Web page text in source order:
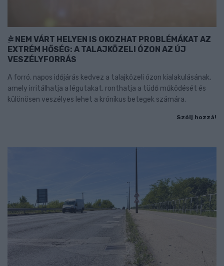
NEM VÁRT HELYEN IS OKOZHAT PROBLÉMÁKAT AZ
EXTRÉM HŐSÉG: A TALAJKÖZELI ÓZON AZ ÚJ
VESZÉLYFORRÁS
A forró, napos időjárás kedvez a talajközeli ózon kialakulásának,
amely irritálhatja a légutakat, ronthatja a tüdő működését és
különösen veszélyes lehet a krónikus betegek számára.
Szólj hozzá!